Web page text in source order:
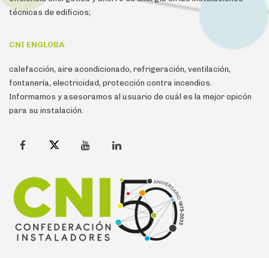
técnicas de edificios;
CNI ENGLOBA
calefacción, aire acondicionado, refrigeración, ventilación,
fontanería, electricidad, protección contra incendios.
Informamos y asesoramos al usuario de cuál es la mejor opicón
para su instalación.